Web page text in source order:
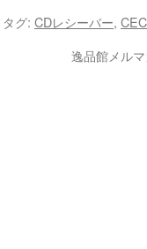
タグ: CDレシーバー, CEC
逸品館メル